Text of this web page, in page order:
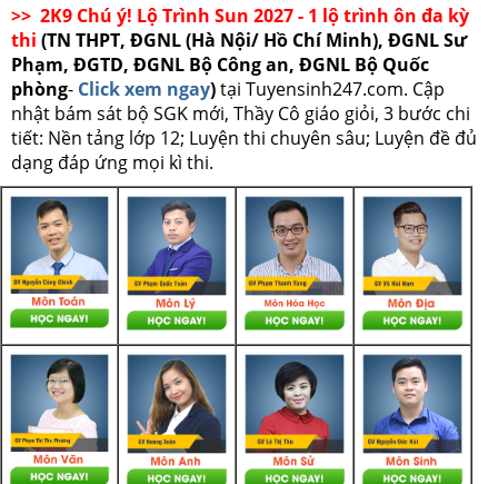
>> 2K9 Chú ý! Lộ Trình Sun 2027 - 1 lộ trình ôn đa kỳ
thi (TN THPT, ĐGNL (Hà Nội/ Hồ Chí Minh), ĐGNL Sư
Phạm, ĐGTD, ĐGNL Bộ Công an, ĐGNL Bộ Quốc
phòng- Click xem ngay)tại Tuyensinh247.com. Cập
nhật bám sát bộ SGK mới, Thầy Cô giáo giỏi, 3 bước chi
tiết: Nền tảng lớp 12; Luyện thi chuyên sâu; Luyện đề đủ
dạng đáp ứng mọi kì thi.